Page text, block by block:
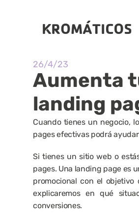
26/4/23
Aumenta
landing
Cuando tienes un negocio,
pages efectivas podrá
Si tienes un sitio web o
pages. Una landing page es
promocional con el
explicaremos en qué
conversiones.